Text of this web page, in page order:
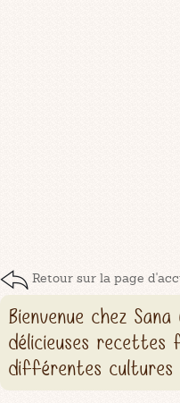
Retour sur la page
Bienvenue chez
délicieuses recettes
différentes cultures